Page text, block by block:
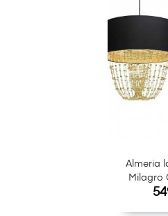
Almeria
Milagro